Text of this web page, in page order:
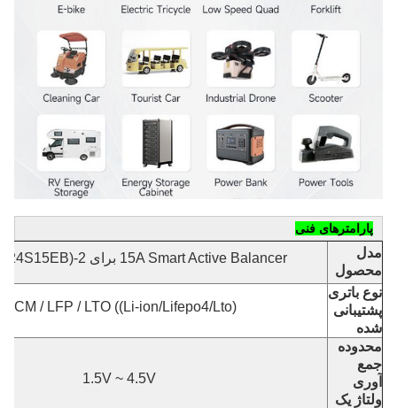
پارامترهای فنی
مدل
محصول
15A Smart Active Balancer برای 2-24s (EK-24S15EB)
نوع باتری
پشتیبانی
شده
NCM / LFP / LTO ((Li-ion/Lifepo4/Lto)
محدوده
جمع
آوری
ولتاژ یک
1.5V ~ 4.5V